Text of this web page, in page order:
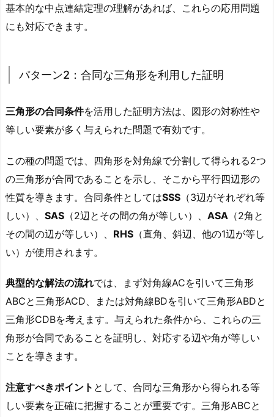
基本的な中点連結定理の理解があれば、これらの応用問題
にも対応できます。
パターン2：合同な三角形を利用した証明
三角形の合同条件を活用した証明方法は、図形の対称性や
等しい要素が多く与えられた問題で有効です。
この種の問題では、四角形を対角線で分割して得られる2つ
の三角形が合同であることを示し、そこから平行四辺形の
性質を導きます。合同条件としてはSSS （3辺がそれぞれ等
しい）、 SAS （2辺とその間の角が等しい）、 ASA （2角と
その間の辺が等しい）、 RHS （直角、斜辺、他の1辺が等し
い）が使用されます。
典型的な解法の流れでは、まず対角線ACを引いて三角形
ABCと三角形ACD、または対角線BDを引いて三角形ABDと
三角形CDBを考えます。与えられた条件から、これらの三
角形が合同であることを証明し、対応する辺や角が等しい
ことを導きます。
注意すべきポイント として、合同な三角形から得られる等
しい要素を正確に把握することが重要です。三角形ABCと